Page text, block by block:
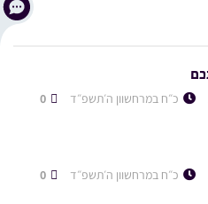
כ״ח במרחשוון ה׳תשפ״ד
כ״ח במרחשוון ה׳תשפ״ד